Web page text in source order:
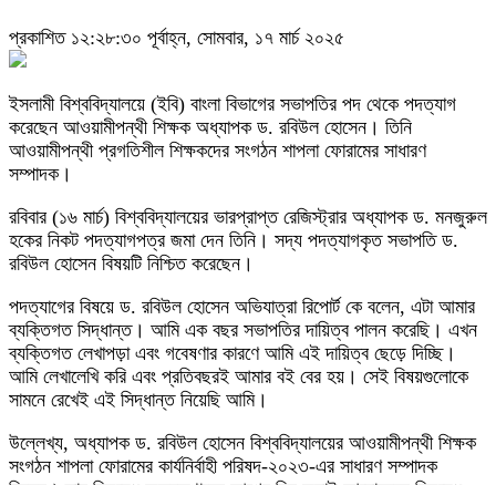
প্রকাশিত ১২:২৮:৩০ পূর্বাহ্ন, সোমবার, ১৭ মার্চ ২০২৫
ইসলামী বিশ্ববিদ্যালয়ে (ইবি) বাংলা বিভাগের সভাপতির পদ থেকে পদত্যাগ
করেছেন আওয়ামীপন্থী শিক্ষক অধ্যাপক ড. রবিউল হোসেন। তিনি
আওয়ামীপন্থী প্রগতিশীল শিক্ষকদের সংগঠন শাপলা ফোরামের সাধারণ
সম্পাদক।
রবিবার (১৬ মার্চ) বিশ্ববিদ্যালয়ের ভারপ্রাপ্ত রেজিস্ট্রার অধ্যাপক ড. মনজুরুল
হকের নিকট পদত্যাগপত্র জমা দেন তিনি। সদ্য পদত্যাগকৃত সভাপতি ড.
রবিউল হোসেন বিষয়টি নিশ্চিত করেছেন।
পদত্যাগের বিষয়ে ড. রবিউল হোসেন অভিযাত্রা রিপোর্ট কে বলেন, এটা আমার
ব্যক্তিগত সিদ্ধান্ত। আমি এক বছর সভাপতির দায়িত্ব পালন করেছি। এখন
ব্যক্তিগত লেখাপড়া এবং গবেষণার কারণে আমি এই দায়িত্ব ছেড়ে দিচ্ছি।
আমি লেখালেখি করি এবং প্রতিবছরই আমার বই বের হয়। সেই বিষয়গুলোকে
সামনে রেখেই এই সিদ্ধান্ত নিয়েছি আমি।
উল্লেখ্য, অধ্যাপক ড. রবিউল হোসেন বিশ্ববিদ্যালয়ের আওয়ামীপন্থী শিক্ষক
সংগঠন শাপলা ফোরামের কার্যনির্বাহী পরিষদ-২০২৩-এর সাধারণ সম্পাদক